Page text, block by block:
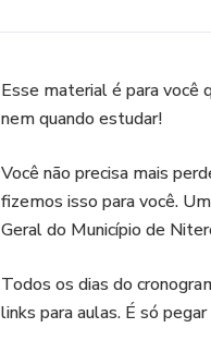
Esse material é para você
nem quando estudar!
Você não precisa mais
fizemos isso para você.
Geral do Município de
Todos os dias do
links para aulas. É só pegar